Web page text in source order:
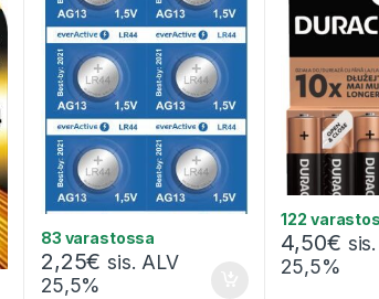
83 varastossa
2,25€ sis. ALV
25,5%
122
4,50€
25,5%